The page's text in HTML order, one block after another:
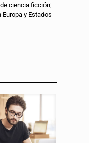
ciencia ficción;
y Estados